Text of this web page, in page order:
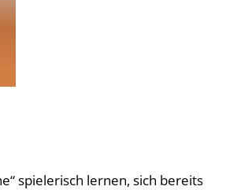
spielerisch lernen, sich bereits